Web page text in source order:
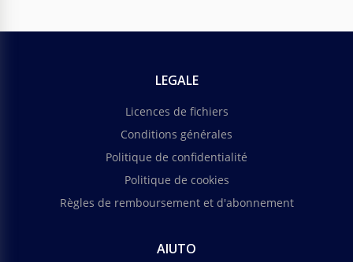
LEGALE
Licences de fichiers
Conditions générales
Politique de confidentialité
Politique de cookies
Règles de remboursement et d'abonnement
AIUTO